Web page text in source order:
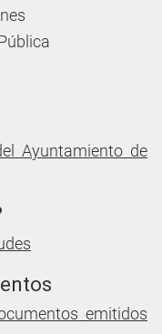
Ayuntamiento de
emitidos